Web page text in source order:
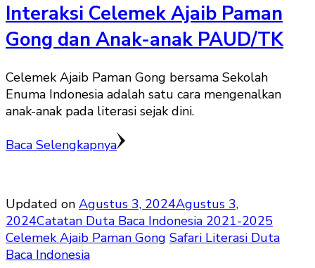
Interaksi Celemek Ajaib Paman
Gong dan Anak-anak PAUD/TK
Celemek Ajaib Paman Gong bersama Sekolah
Enuma Indonesia adalah satu cara mengenalkan
anak-anak pada literasi sejak dini.
Baca Selengkapnya
Updated on Agustus 3, 2024Agustus 3,
2024Catatan Duta Baca Indonesia 2021-2025
Celemek Ajaib Paman Gong Safari Literasi Duta
Baca Indonesia